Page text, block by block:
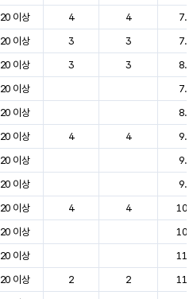
20 이상 4 4
7.3
20 이상 3 3
7.4
20 이상 3 3
8.0
20 이상
7.8
20 이상
8.2
20 이상 4 4
9.4
20 이상
9.7
20 이상
9.9
20 이상 4 4
20 이상
20 이상
20 이상 2 2